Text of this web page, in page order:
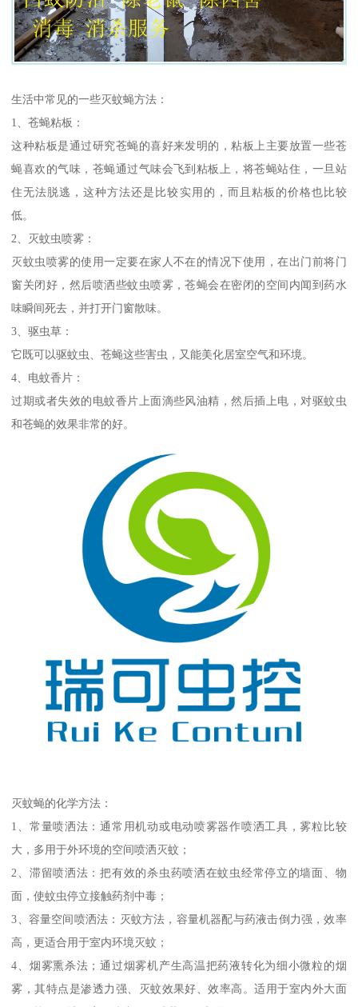
生活中常见的一些灭蚊蝇方法：
1、苍蝇粘板：
这种粘板是通过研究苍蝇的喜好来发明的，粘板上主要放置一些苍
蝇喜欢的气味，苍蝇通过气味会飞到粘板上，将苍蝇站住，一旦站
住无法脱逃，这种方法还是比较实用的，而且粘板的价格也比较
低。
2、灭蚊虫喷雾：
灭蚊虫喷雾的使用一定要在家人不在的情况下使用，在出门前将门
窗关闭好，然后喷洒些蚊虫喷雾，苍蝇会在密闭的空间内闻到药水
味瞬间死去，并打开门窗散味。
3、驱虫草：
它既可以驱蚊虫、苍蝇这些害虫，又能美化居室空气和环境。
4、电蚊香片：
过期或者失效的电蚊香片上面滴些风油精，然后插上电，对驱蚊虫
和苍蝇的效果非常的好。
灭蚊蝇的化学方法：
1、常量喷洒法：通常用机动或电动喷雾器作喷洒工具，雾粒比较
大，多用于外环境的空间喷洒灭蚊；
2、滞留喷洒法：把有效的杀虫药喷洒在蚊虫经常停立的墙面、物
面，使蚊虫停立接触药剂中毒；
3、容量空间喷洒法：灭蚊方法，容量机器配与药液击倒力强，效率
高，更适合用于室内环境灭蚊；
4、烟雾熏杀法；通过烟雾机产生高温把药液转化为细小微粒的烟
雾，其特点是渗透力强、灭蚊效果好、效率高。适用于室内外大面